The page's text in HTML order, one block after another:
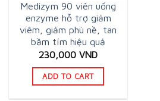
Medizym 90 viên uống
enzyme hỗ trợ giảm
viêm, giảm phù nề, tan
bầm tím hiệu quả
230,000 VND
ADD TO CART